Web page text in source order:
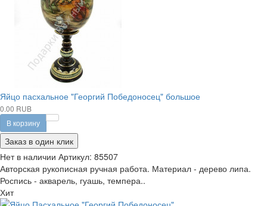
Яйцо пасхальное "Георгий Победоносец" большое
0.00 RUB
В корзину
Заказ в один клик
Нет в наличии Артикул: 85507
Авторская рукописная ручная работа. Материал - дерево липа.
Роспись - акварель, гуашь, темпера..
Хит